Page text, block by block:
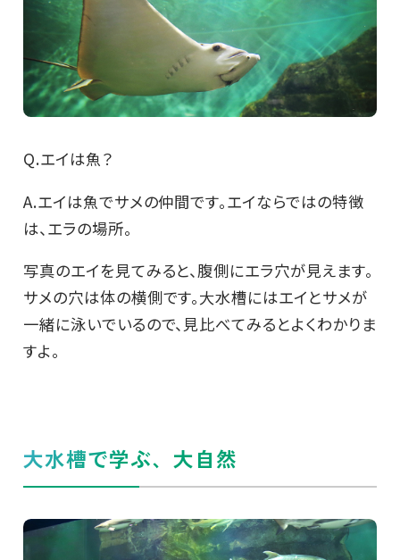
Q.エイは魚？
A.エイは魚でサメの仲間です。エイならではの特徴
は、エラの場所。
写真のエイを見てみると、腹側にエラ穴が見えます。
サメの穴は体の横側です。大水槽にはエイとサメが
一緒に泳いでいるので、見比べてみるとよくわかりま
すよ。
大水槽で学ぶ、大自然